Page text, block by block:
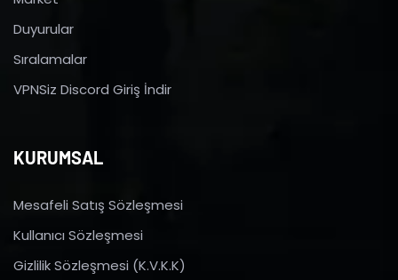
Duyurular
Sıralamalar
VPNSiz Discord Giriş İndir
KURUMSAL
Mesafeli Satış Sözleşmesi
Kullanıcı Sözleşmesi
Gizlilik Sözleşmesi (K.V.K.K)